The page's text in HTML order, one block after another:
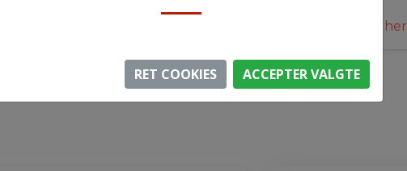
er ikke længere aktiv, men du kan
se lignende annoncer her
RET COOKIES ACCEPTER VALGTE